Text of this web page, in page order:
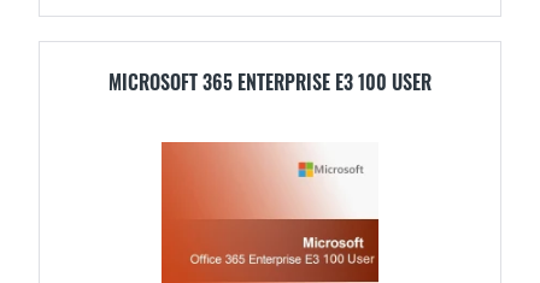
MICROSOFT 365 ENTERPRISE E3 100 USER